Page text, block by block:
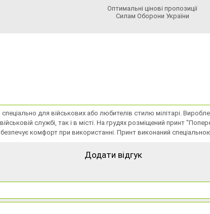
Оптимальні цінові пропозиції
Силам Оборони України
для військових або любителів стилю мілітарі.
службі, так і в місті. На грудях розміщений принт
комфорт при використанні. Принт виконаний
Додати відгук